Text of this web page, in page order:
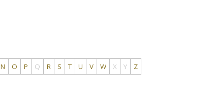
N O P Q R S T U V W X Y Z